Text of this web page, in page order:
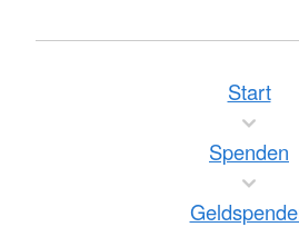
Start
Spenden